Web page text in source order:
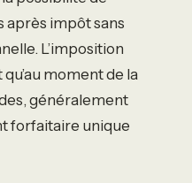
après impôt sans
L’imposition
qu’au moment de la
généralement
forfaitaire unique